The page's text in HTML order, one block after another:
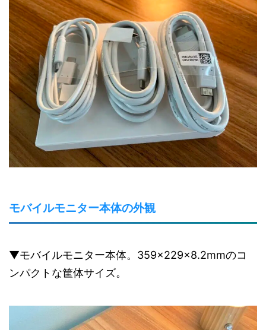
モバイルモニター本体の外観
▼モバイルモニター本体。359×229×8.2mmのコ
ンパクトな筐体サイズ。